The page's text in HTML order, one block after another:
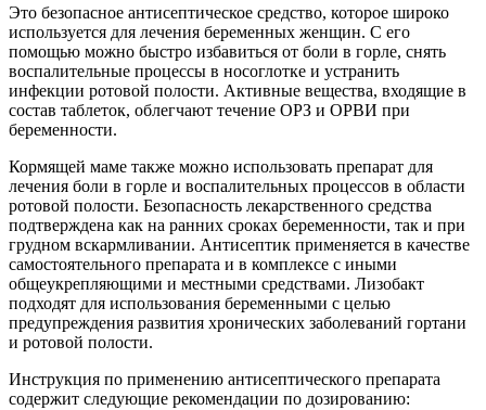
Это безопасное антисептическое средство, которое широко
используется для лечения беременных женщин. С его
помощью можно быстро избавиться от боли в горле, снять
воспалительные процессы в носоглотке и устранить
инфекции ротовой полости. Активные вещества, входящие в
состав таблеток, облегчают течение ОРЗ и ОРВИ при
беременности.
Кормящей маме также можно использовать препарат для
лечения боли в горле и воспалительных процессов в области
ротовой полости. Безопасность лекарственного средства
подтверждена как на ранних сроках беременности, так и при
грудном вскармливании. Антисептик применяется в качестве
самостоятельного препарата и в комплексе с иными
общеукрепляющими и местными средствами. Лизобакт
подходят для использования беременными с целью
предупреждения развития хронических заболеваний гортани
и ротовой полости.
Инструкция по применению антисептического препарата
содержит следующие рекомендации по дозированию: